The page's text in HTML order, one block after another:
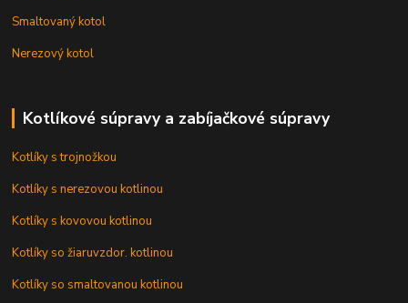
Smaltovaný kotol
Nerezový kotol
Kotlíkové súpravy a zabíjačkové súpravy
Kotlíky s trojnožkou
Kotlíky s nerezovou kotlinou
Kotlíky s kovovou kotlinou
Kotlíky so žiaruvzdor. kotlinou
Kotlíky so smaltovanou kotlinou